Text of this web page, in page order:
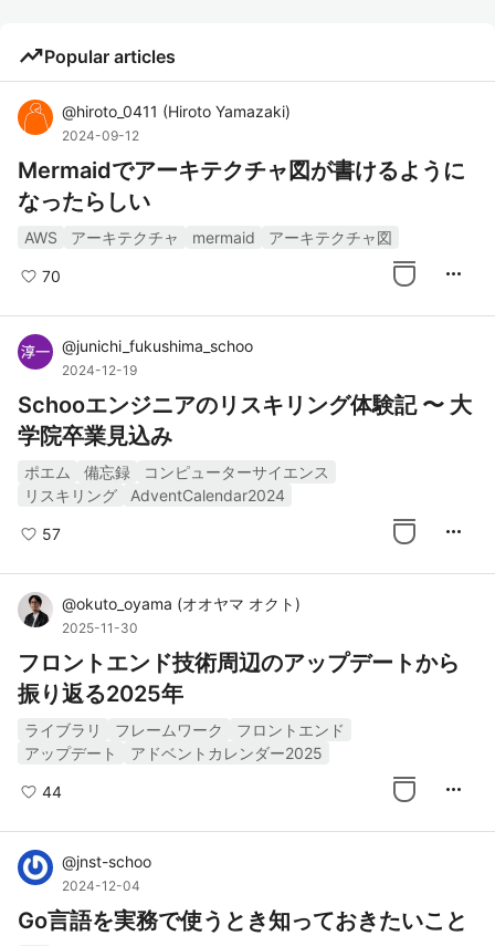
trending_upPopular articles
@hiroto_0411 (Hiroto Yamazaki)
2024-09-12
Mermaidでアーキテクチャ図が書けるように
なったらしい
AWS アーキテクチャ mermaid アーキテクチャ図
70 more_horiz
@junichi_fukushima_schoo
2024-12-19
Schooエンジニアのリスキリング体験記 〜 大
学院卒業見込み
ポエム 備忘録
コンピューターサイエンス
リスキリング
AdventCalendar2024
57 more_horiz
@okuto_oyama (オオヤマ オクト)
2025-11-30
フロントエンド技術周辺のアップデートから
振り返る2025年
ライブラリ フレームワーク
フロントエンド
アップデート
アドベントカレンダー2025
44 more_horiz
@jnst-schoo
2024-12-04
Go言語を実務で使うとき知っておきたいこと